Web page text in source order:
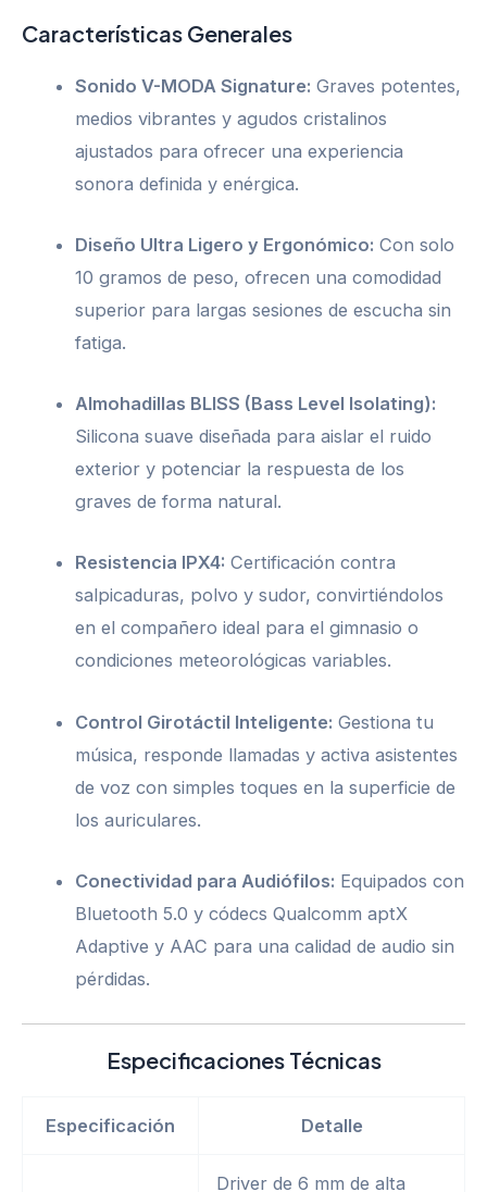
Características Generales
Sonido V-MODA Signature: Graves potentes,
medios vibrantes y agudos cristalinos
ajustados para ofrecer una experiencia
sonora definida y enérgica.
Diseño Ultra Ligero y Ergonómico: Con solo
10 gramos de peso, ofrecen una comodidad
superior para largas sesiones de escucha sin
fatiga.
Almohadillas BLISS (Bass Level Isolating):
Silicona suave diseñada para aislar el ruido
exterior y potenciar la respuesta de los
graves de forma natural.
Resistencia IPX4: Certificación contra
salpicaduras, polvo y sudor, convirtiéndolos
en el compañero ideal para el gimnasio o
condiciones meteorológicas variables.
Control Girotáctil Inteligente: Gestiona tu
música, responde llamadas y activa asistentes
de voz con simples toques en la superficie de
los auriculares.
Conectividad para Audiófilos: Equipados con
Bluetooth 5.0 y códecs Qualcomm aptX
Adaptive y AAC para una calidad de audio sin
pérdidas.
Especificaciones Técnicas
Especificación Detalle
Driver de 6 mm de alta